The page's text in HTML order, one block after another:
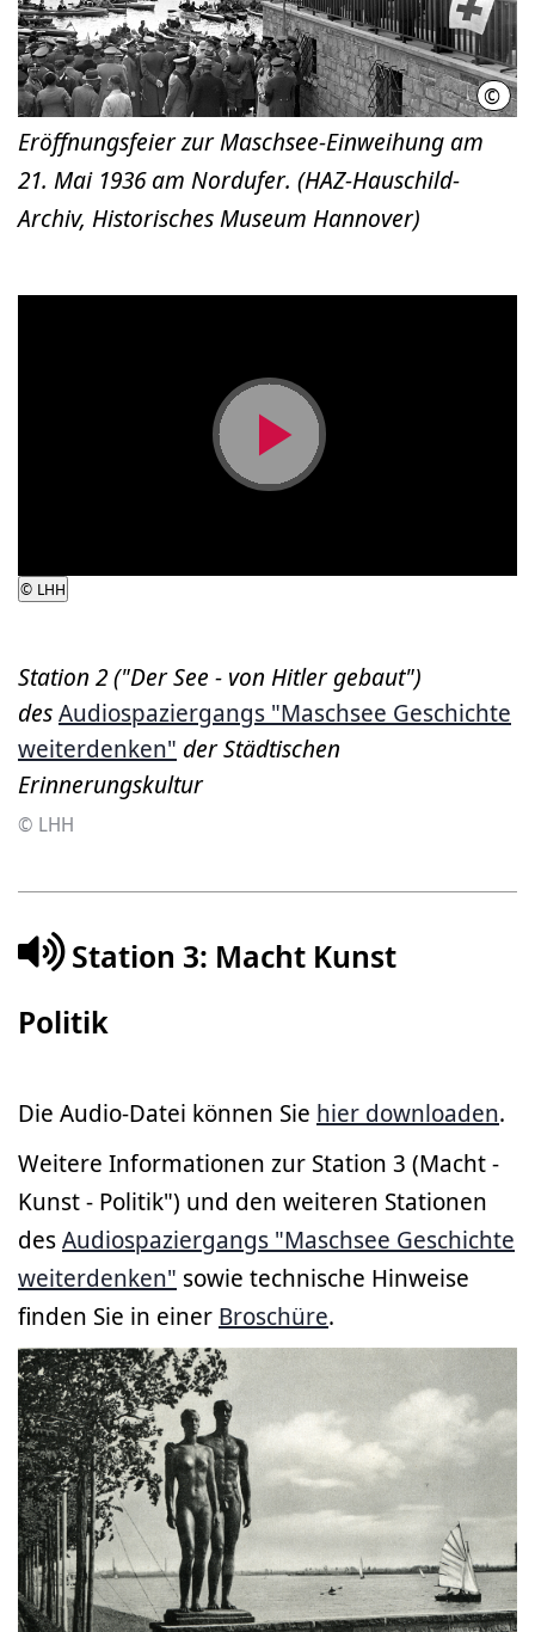
© LHH
Eröffnungsfeier zur Maschsee-Einweihung am
21. Mai 1936 am Nordufer. (HAZ-Hauschild-
Archiv, Historisches Museum Hannover)
Video
© LHH
Station 2 ("Der See - von Hitler gebaut")
desAudiospaziergangs "Maschsee Geschichte
weiterdenken" der Städtischen
Erinnerungskultur
© LHH
Station 3: Macht Kunst
Politik
Die Audio-Datei können Sie hier downloaden.
Weitere Informationen zur Station 3 (Macht -
Kunst - Politik") und den weiteren Stationen
desAudiospaziergangs "Maschsee Geschichte
weiterdenken" sowie technische Hinweise
finden Sie in einer Broschüre.